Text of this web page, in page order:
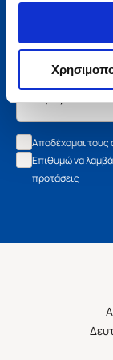
Εγγραφείτε
νέα βιβλία, τις
Αποδέχομαι τους
Επιθυμώ να
προτάσεις